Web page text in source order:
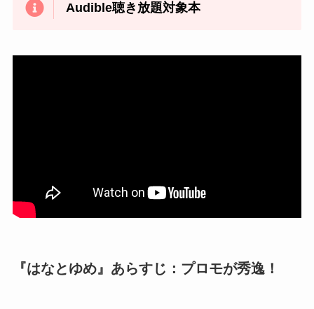
Audible聴き放題対象本
『はなとゆめ』あらすじ：プロモが秀逸！